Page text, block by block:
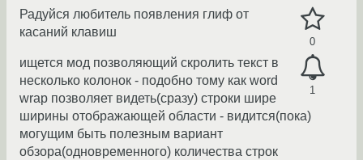
0
1
Радуйся любитель появления глиф от
касаний клавиш
ищется мод позволяющий скролить текст в
несколько колонок - подобно тому как word
wrap позволяет видеть(сразу) строки шире
ширины отображающей области - видится(пока)
могущим быть полезным вариант
обзора(одновременного) количества строк